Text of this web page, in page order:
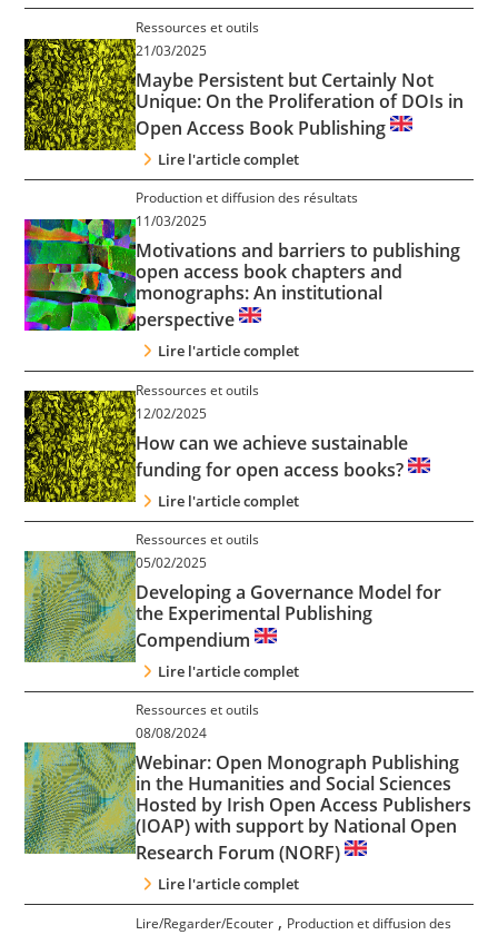
Qui sommes nous ?
Contact
Nous suivre
Ressources et outils
21/03/2025
Maybe Persistent but Certainly Not
Unique: On the Proliferation of DOIs in
Open Access Book Publishing
Lire l'article complet
Production et diffusion des résultats
11/03/2025
Motivations and barriers to publishing
open access book chapters and
monographs: An institutional
perspective
Lire l'article complet
Ressources et outils
12/02/2025
How can we achieve sustainable
funding for open access books?
Lire l'article complet
Ressources et outils
05/02/2025
Developing a Governance Model for
the Experimental Publishing
Compendium
Lire l'article complet
Ressources et outils
08/08/2024
Webinar: Open Monograph Publishing
in the Humanities and Social Sciences
Hosted by Irish Open Access Publishers
(IOAP) with support by National Open
Research Forum (NORF)
Lire l'article complet
Lire/Regarder/Ecouter , Production et diffusion des